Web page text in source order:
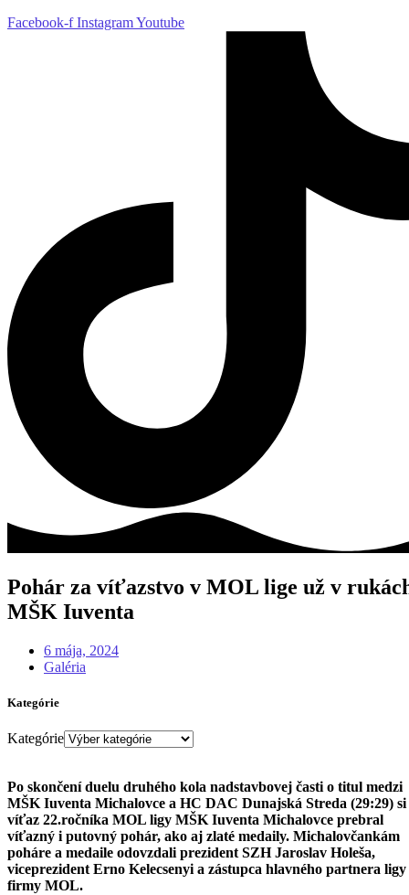
Facebook-f InstagramYoutube
Pohár za víťazstvo v MOL lige už v
MŠK Iuventa
6 mája, 2024
Galéria
Kategórie
Kategórie
Po skončení duelu druhého kola nadstavbovej časti o titul medzi
MŠK Iuventa Michalovce a HC DAC Dunajská Streda (29:29) si
víťaz 22.ročníka MOL ligy MŠK Iuventa Michalovce prebral
víťazný i putovný pohár, ako aj zlaté medaily. Michalovčankám
poháre a medaile odovzdali prezident SZH Jaroslav Holeša,
viceprezident Erno Kelecsenyi a zástupca hlavného partnera ligy
firmy MOL.